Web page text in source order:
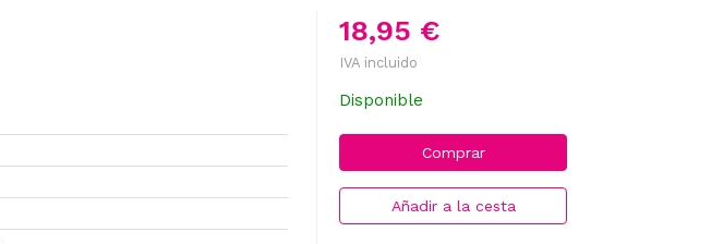
18,95 €
IVA incluido
Disponible
Comprar
Añadir a la cesta